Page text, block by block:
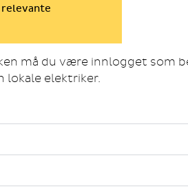
relevante
må du være innlogget som
lokale elektriker.